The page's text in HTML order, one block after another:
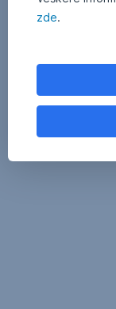
Download the
zde.